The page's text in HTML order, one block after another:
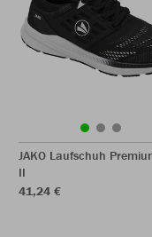
JAKO Laufschuh
II
41,24 €